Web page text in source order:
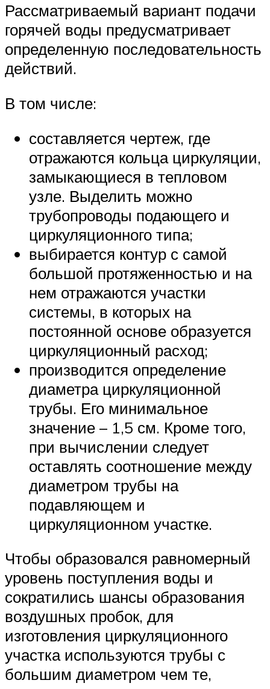
Рассматриваемый вариант подачи
горячей воды предусматривает
определенную последовательность
действий.
В том числе:
составляется чертеж, где
отражаются кольца циркуляции,
замыкающиеся в тепловом
узле. Выделить можно
трубопроводы подающего и
циркуляционного типа;
выбирается контур с самой
большой протяженностью и на
нем отражаются участки
системы, в которых на
постоянной основе образуется
циркуляционный расход;
производится определение
диаметра циркуляционной
трубы. Его минимальное
значение – 1,5 см. Кроме того,
при вычислении следует
оставлять соотношение между
диаметром трубы на
подавляющем и
циркуляционном участке.
Чтобы образовался равномерный
уровень поступления воды и
сократились шансы образования
воздушных пробок, для
изготовления циркуляционного
участка используются трубы с
большим диаметром чем те,